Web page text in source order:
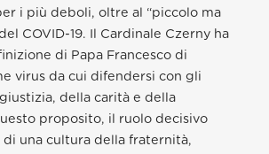
i più deboli, oltre al “piccolo ma
COVID-19. Il Cardinale Czerny ha
di Papa Francesco di
virus da cui difendersi con gli
della carità e della
proposito, il ruolo decisivo
di una cultura della fraternità,